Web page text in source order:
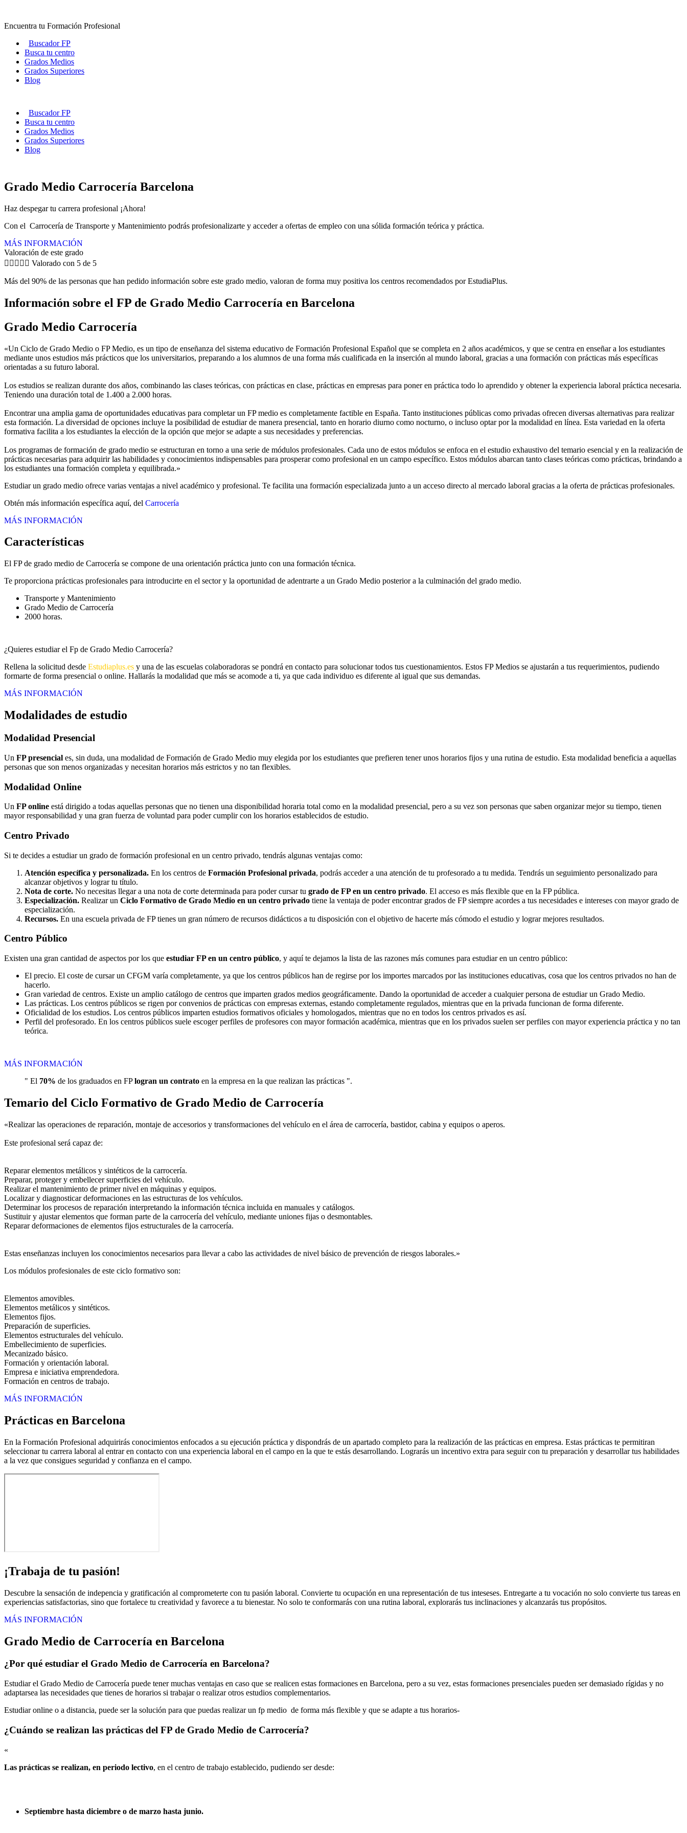
contenido
Encuentra tu Formación Profesional
Buscador FP
Busca tu centro
Grados Medios
Grados Superiores
Blog
Buscador FP
Busca tu centro
Grados Medios
Grados Superiores
Blog
Grado Medio Carrocería Barcelona
Haz despegar tu carrera profesional ¡Ahora!
Con el Carrocería de Transporte y Mantenimiento podrás profesionalizarte y acceder a ofertas de empleo con una sólida formación teórica y práctica.
MÁS INFORMACIÓN
Valoración de este grado
     Valorado con 5 de 5
Más del 90% de las personas que han pedido información sobre este grado medio, valoran de forma muy positiva los centros recomendados por EstudiaPlus.
Información sobre el FP de Grado Medio Carrocería en Barcelona
Grado Medio Carrocería
«Un Ciclo de Grado Medio o FP Medio, es un tipo de enseñanza del sistema educativo de Formación Profesional Español que se completa en 2 años académicos, y que se centra en enseñar a los estudiantes
mediante unos estudios más prácticos que los universitarios, preparando a los alumnos de una forma más cualificada en la inserción al mundo laboral, gracias a una formación con prácticas más específicas
orientadas a su futuro laboral.
Los estudios se realizan durante dos años, combinando las clases teóricas, con prácticas en clase, prácticas en empresas para poner en práctica todo lo aprendido y obtener la experiencia laboral práctica necesaria.
Teniendo una duración total de 1.400 a 2.000 horas.
Encontrar una amplia gama de oportunidades educativas para completar un FP medio es completamente factible en España. Tanto instituciones públicas como privadas ofrecen diversas alternativas para realizar
esta formación. La diversidad de opciones incluye la posibilidad de estudiar de manera presencial, tanto en horario diurno como nocturno, o incluso optar por la modalidad en línea. Esta variedad en la oferta
formativa facilita a los estudiantes la elección de la opción que mejor se adapte a sus necesidades y preferencias.
Los programas de formación de grado medio se estructuran en torno a una serie de módulos profesionales. Cada uno de estos módulos se enfoca en el estudio exhaustivo del temario esencial y en la realización de
prácticas necesarias para adquirir las habilidades y conocimientos indispensables para prosperar como profesional en un campo específico. Estos módulos abarcan tanto clases teóricas como prácticas, brindando a
los estudiantes una formación completa y equilibrada.»
Estudiar un grado medio ofrece varias ventajas a nivel académico y profesional. Te facilita una formación especializada junto a un acceso directo al mercado laboral gracias a la oferta de prácticas profesionales.
Obtén más información específica aquí, del Carrocería
MÁS INFORMACIÓN
Características
El FP de grado medio de Carrocería se compone de una orientación práctica junto con una formación técnica.
Te proporciona prácticas profesionales para introducirte en el sector y la oportunidad de adentrarte a un Grado Medio posterior a la culminación del grado medio.
Transporte y Mantenimiento
Grado Medio de Carrocería
2000 horas.
¿Quieres estudiar el Fp de Grado Medio Carrocería?
Rellena la solicitud desde Estudiaplus.es y una de las escuelas colaboradoras se pondrá en contacto para solucionar todos tus cuestionamientos. Estos FP Medios se ajustarán a tus requerimientos, pudiendo
formarte de forma presencial o online. Hallarás la modalidad que más se acomode a ti, ya que cada individuo es diferente al igual que sus demandas.
MÁS INFORMACIÓN
Modalidades de estudio
Modalidad Presencial
Un FP presencial es, sin duda, una modalidad de Formación de Grado Medio muy elegida por los estudiantes que prefieren tener unos horarios fijos y una rutina de estudio. Esta modalidad beneficia a aquellas
personas que son menos organizadas y necesitan horarios más estrictos y no tan flexibles.
Modalidad Online
Un FP online está dirigido a todas aquellas personas que no tienen una disponibilidad horaria total como en la modalidad presencial, pero a su vez son personas que saben organizar mejor su tiempo, tienen
mayor responsabilidad y una gran fuerza de voluntad para poder cumplir con los horarios establecidos de estudio.
Centro Privado
Si te decides a estudiar un grado de formación profesional en un centro privado, tendrás algunas ventajas como:
Atención específica y personalizada. En los centros de Formación Profesional privada, podrás acceder a una atención de tu profesorado a tu medida. Tendrás un seguimiento personalizado para
alcanzar objetivos y lograr tu título.
Nota de corte. No necesitas llegar a una nota de corte determinada para poder cursar tu grado de FP en un centro privado. El acceso es más flexible que en la FP pública.
Especialización. Realizar un Ciclo Formativo de Grado Medio en un centro privado tiene la ventaja de poder encontrar grados de FP siempre acordes a tus necesidades e intereses con mayor grado de
especialización.
Recursos. En una escuela privada de FP tienes un gran número de recursos didácticos a tu disposición con el objetivo de hacerte más cómodo el estudio y lograr mejores resultados.
Centro Público
Existen una gran cantidad de aspectos por los que estudiar FP en un centro público, y aquí te dejamos la lista de las razones más comunes para estudiar en un centro público:
El precio. El coste de cursar un CFGM varía completamente, ya que los centros públicos han de regirse por los importes marcados por las instituciones educativas, cosa que los centros privados no han de
hacerlo.
Gran variedad de centros. Existe un amplio catálogo de centros que imparten grados medios geográficamente. Dando la oportunidad de acceder a cualquier persona de estudiar un Grado Medio.
Las prácticas. Los centros públicos se rigen por convenios de prácticas con empresas externas, estando completamente regulados, mientras que en la privada funcionan de forma diferente.
Oficialidad de los estudios. Los centros públicos imparten estudios formativos oficiales y homologados, mientras que no en todos los centros privados es así.
Perfil del profesorado. En los centros públicos suele escoger perfiles de profesores con mayor formación académica, mientras que en los privados suelen ser perfiles con mayor experiencia práctica y no tan
teórica.
MÁS INFORMACIÓN
" El 70% de los graduados en FPlogran un contrato en la empresa en la que realizan las prácticas ".
Temario del Ciclo Formativo de Grado Medio de Carrocería
«Realizar las operaciones de reparación, montaje de accesorios y transformaciones del vehículo en el área de carrocería, bastidor, cabina y equipos o aperos.
Este profesional será capaz de:
Reparar elementos metálicos y sintéticos de la carrocería.
Preparar, proteger y embellecer superficies del vehículo.
Realizar el mantenimiento de primer nivel en máquinas y equipos.
Localizar y diagnosticar deformaciones en las estructuras de los vehículos.
Determinar los procesos de reparación interpretando la información técnica incluida en manuales y catálogos.
Sustituir y ajustar elementos que forman parte de la carrocería del vehículo, mediante uniones fijas o desmontables.
Reparar deformaciones de elementos fijos estructurales de la carrocería.
Estas enseñanzas incluyen los conocimientos necesarios para llevar a cabo las actividades de nivel básico de prevención de riesgos laborales.»
Los módulos profesionales de este ciclo formativo son:
Elementos amovibles.
Elementos metálicos y sintéticos.
Elementos fijos.
Preparación de superficies.
Elementos estructurales del vehículo.
Embellecimiento de superficies.
Mecanizado básico.
Formación y orientación laboral.
Empresa e iniciativa emprendedora.
Formación en centros de trabajo.
MÁS INFORMACIÓN
Prácticas en Barcelona
En la Formación Profesional adquirirás conocimientos enfocados a su ejecución práctica y dispondrás de un apartado completo para la realización de las prácticas en empresa. Estas prácticas te permitiran
seleccionar tu carrera laboral al entrar en contacto con una experiencia laboral en el campo en la que te estás desarrollando. Lograrás un incentivo extra para seguir con tu preparación y desarrollar tus habilidades
a la vez que consigues seguridad y confianza en el campo.
¡Trabaja de tu pasión!
Descubre la sensación de indepencia y gratificación al comprometerte con tu pasión laboral. Convierte tu ocupación en una representación de tus inteseses. Entregarte a tu vocación no solo convierte tus tareas en
experiencias satisfactorias, sino que fortalece tu creatividad y favorece a tu bienestar. No solo te conformarás con una rutina laboral, explorarás tus inclinaciones y alcanzarás tus propósitos.
MÁS INFORMACIÓN
Grado Medio de Carrocería en Barcelona
¿Por qué estudiar el Grado Medio de Carrocería en Barcelona?
Estudiar el Grado Medio de Carrocería puede tener muchas ventajas en caso que se realicen estas formaciones en Barcelona, pero a su vez, estas formaciones presenciales pueden ser demasiado rígidas y no
adaptarsea las necesidades que tienes de horarios si trabajar o realizar otros estudios complementarios.
Estudiar online o a distancia, puede ser la solución para que puedas realizar un fp medio de forma más flexible y que se adapte a tus horarios-
¿Cuándo se realizan las prácticas del FP de Grado Medio de Carrocería?
«
Las prácticas se realizan, en periodo lectivo, en el centro de trabajo establecido, pudiendo ser desde:
Septiembre hasta diciembre o de marzo hasta junio.